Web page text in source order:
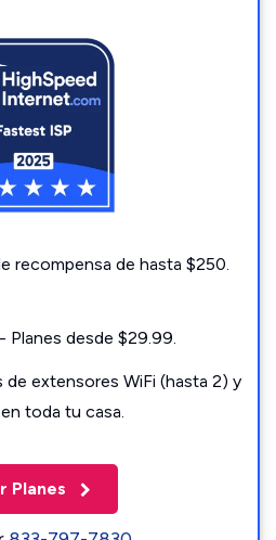
recompensa de hasta $250.
Planes desde $29.99.
de extensores WiFi (hasta 2) y
toda tu casa.
Planes